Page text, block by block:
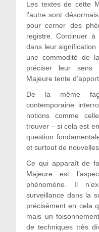
Les textes de cette
l’autre sont
pour cerner des
registre. Continuer à
dans leur
une commodité de
préciser leur sens
Majeure tente
De la même
contemporaine
notions comme
trouver – si cela est
question
et surtout de
Ce qui apparaît de
Majeure est
phénomène. Il
surveillance dans la
précisément en cela
mais un
de techniques très